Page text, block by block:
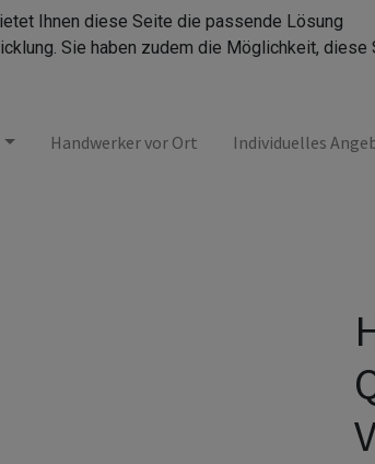
Ihnen diese Seite die passende Lösung
Sie haben zudem die Möglichkeit,
Handwerker vor Ort Individuelles